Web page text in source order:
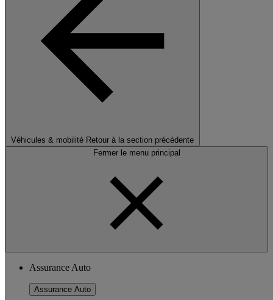
Véhicules & mobilité Retour à la section précédente
Fermer le menu principal
Assurance Auto
Assurance Auto